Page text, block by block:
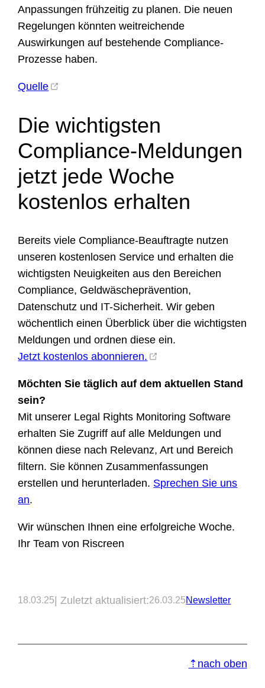
Anpassungen frühzeitig zu planen. Die neuen
Regelungen könnten weitreichende
Auswirkungen auf bestehende Compliance-
Prozesse haben.
Quelle
Die wichtigsten
Compliance-Meldungen
jetzt jede Woche
kostenlos erhalten
Bereits viele Compliance-Beauftragte nutzen
unseren kostenlosen Service und erhalten die
wichtigsten Neuigkeiten aus den Bereichen
Compliance, Geldwäscheprävention,
Datenschutz und IT-Sicherheit. Wir geben
wöchentlich einen Überblick über die wichtigsten
Meldungen und ordnen diese ein.
Jetzt kostenlos abonnieren.
Möchten Sie täglich auf dem aktuellen Stand
sein?
Mit unserer Legal Rights Monitoring Software
erhalten Sie Zugriff auf alle Meldungen und
können diese nach Relevanz, Art und Bereich
filtern. Sie können Zusammenfassungen
erstellen und herunterladen. Sprechen Sie uns
an.
Wir wünschen Ihnen eine erfolgreiche Woche.
Ihr Team von Riscreen
18.03.25| Zuletzt aktualisiert:26.03.25Newsletter
⇡nach oben